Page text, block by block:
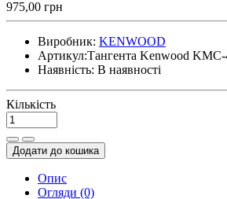
975,00 грн
Виробник: KENWOOD
Артикул:Тангента Kenwood
Наявність: В наявності
Кількість
Додати до кошика
Опис
Огляди (0)